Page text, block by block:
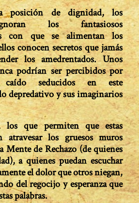
posición de dignidad, los
los fantasiosos
con que se alimentan los
conocen secretos que jamás
los amedrentados. Unos
podrían ser percibidos por
seducidos en este
depredativo y sus imaginarios
que permiten que estas
atravesar los gruesos muros
Mente de Rechazo (de quienes
a quienes puedan escuchar
el dolor que otros niegan,
del regocijo y esperanza que
palabras.